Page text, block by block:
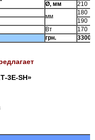
Ø, мм
210
мм
180
190
Вт
170
грн. 33000
3Е-SH»